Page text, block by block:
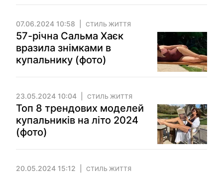
07.06.2024 10:58 СТИЛЬ ЖИТТЯ
57-річна Сальма Хаєк
вразила знімками в
купальнику (фото)
23.05.2024 10:04 СТИЛЬ ЖИТТЯ
Топ 8 трендових моделей
купальників на літо 2024
(фото)
20.05.2024 15:12 СТИЛЬ ЖИТТЯ